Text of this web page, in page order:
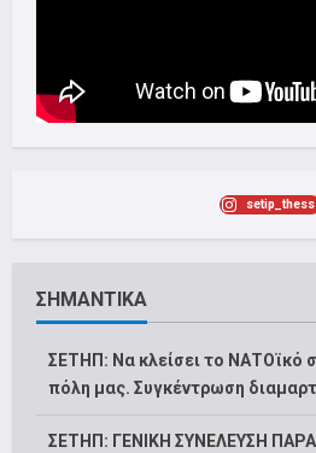
setip_thess
ΣΗΜΑΝΤΙΚΑ
ΣΕΤΗΠ: Να κλείσει το ΝΑΤΟϊκό
πόλη μας. Συγκέντρωση
ΣΕΤΗΠ: ΓΕΝΙΚΗ ΣΥΝΕΛΕΥΣΗ